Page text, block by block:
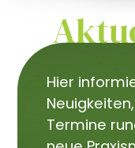
Hier
Termine